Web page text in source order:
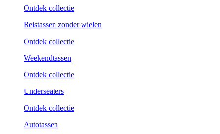
Ontdek collectie
Reistassen zonder wielen
Ontdek collectie
Weekend­tassen
Ontdek collectie
Underseaters
Ontdek collectie
Autotassen